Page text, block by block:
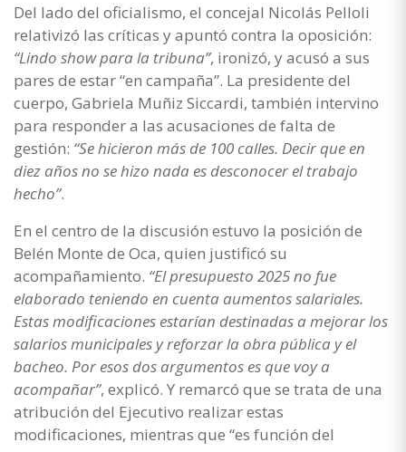
Del lado del oficialismo, el concejal Nicolás Pelloli
relativizó las críticas y apuntó contra la oposición:
“Lindo show para la tribuna”, ironizó, y acusó a sus
pares de estar “en campaña”. La presidente del
cuerpo, Gabriela Muñiz Siccardi, también intervino
para responder a las acusaciones de falta de
gestión: “Se hicieron más de 100 calles. Decir que en
diez años no se hizo nada es desconocer el trabajo
hecho”.
En el centro de la discusión estuvo la posición de
Belén Monte de Oca, quien justificó su
acompañamiento. “El presupuesto 2025 no fue
elaborado teniendo en cuenta aumentos salariales.
Estas modificaciones estarían destinadas a mejorar los
salarios municipales y reforzar la obra pública y el
bacheo. Por esos dos argumentos es que voy a
acompañar”, explicó. Y remarcó que se trata de una
atribución del Ejecutivo realizar estas
modificaciones, mientras que “es función del